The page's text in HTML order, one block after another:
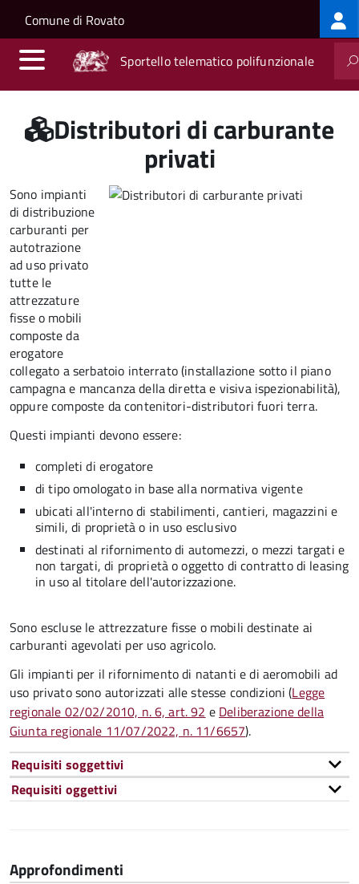
Salta al contenuto principale
Skip to site navigation
Comune di Rovato
Sportello telematico polifunzionale
Distributori di carburante
privati
Sono impianti
di distribuzione
carburanti per
autotrazione
ad uso privato
tutte le
attrezzature
fisse o mobili
composte da
erogatore
collegato a serbatoio interrato (installazione sotto il piano
campagna e mancanza della diretta e visiva ispezionabilità),
oppure composte da contenitori-distributori fuori terra.
Questi impianti devono essere:
completi di erogatore
di tipo omologato in base alla normativa vigente
ubicati all'interno di stabilimenti, cantieri, magazzini e
simili, di proprietà o in uso esclusivo
destinati al rifornimento di automezzi, o mezzi targati e
non targati, di proprietà o oggetto di contratto di leasing
in uso al titolare dell'autorizzazione.
Sono escluse le attrezzature fisse o mobili destinate ai
carburanti agevolati per uso agricolo.
Gli impianti per il rifornimento di natanti e di aeromobili ad
uso privato sono autorizzati alle stesse condizioni (Legge
regionale 02/02/2010, n. 6, art. 92 e Deliberazione della
Giunta regionale 11/07/2022, n. 11/6657).
Requisiti soggettivi
Requisiti oggettivi
Approfondimenti